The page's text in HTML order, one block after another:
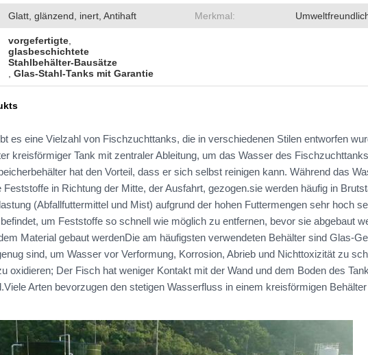
Glatt, glänzend, inert, Antihaft Merkmal:
vorgefertigte
glasbeschichtete
Stahlbehälter-Bausätze
Glas-Stahl-Tanks mit Garantie
es eine Vielzahl von Fischzuchttanks, die in verschiedenen Stilen entworfen
kreisförmiger Tank mit zentraler Ableitung, um das Wasser des
hat den Vorteil, dass er sich selbst reinigen kann. Während das
Feststoffe in Richtung der Mitte, der Ausfahrt, gezogen.sie werden häufig in
(Abfallfuttermittel und Mist) aufgrund der hohen Futtermengen sehr hoch
um Feststoffe so schnell wie möglich zu entfernen, bevor sie abgebaut
Material gebaut werdenDie am häufigsten verwendeten Behälter sind Glas-
sind, um Wasser vor Verformung, Korrosion, Abrieb und Nichttoxizität zu
oxidieren; Der Fisch hat weniger Kontakt mit der Wand und dem Boden des
Arten bevorzugen den stetigen Wasserfluss in einem kreisförmigen